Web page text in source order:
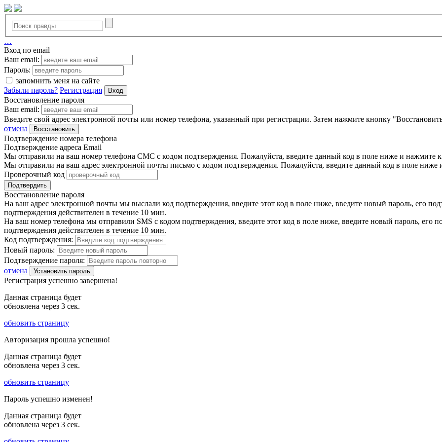
…
Вход по email
Ваш email:
Пароль:
запомнить меня на сайте
Забыли пароль? Регистрация Вход
Восстановление пароля
Ваш email:
Введите свой адрес электронной почты или номер телефона, указанный при регистрации. Затем нажмите кнопку
отмена
Восстановить
Подтверждение номера телефона
Подтверждение адреса Email
Мы отправили на ваш номер телефона СМС с кодом подтверждения. Пожалуйста, введите данный код в поле ниже и нажмите
Мы отправили на ваш адрес электронной почты письмо с кодом подтверждения. Пожалуйста, введите данный код в поле ниже
Проверочный код
Подтвердить
Восстановление пароля
На ваш адрес электронной почты мы выслали код подтверждения, введите этот код в поле ниже, введите новый пароль, его
подтверждения действителен в течение 10 мин.
На ваш номер телефона мы отправили SMS с кодом подтверждения, введите этот код в поле ниже, введите новый пароль, его
подтверждения действителен в течение 10 мин.
Код подтверждения:
Новый пароль:
Подтверждение пароля:
отмена
Установить пароль
Регистрация успешно завершена!
Данная страница будет
обновлена через 3 сек.
обновить страницу
Авторизация прошла успешно!
Данная страница будет
обновлена через 3 сек.
обновить страницу
Пароль успешно изменен!
Данная страница будет
обновлена через 3 сек.